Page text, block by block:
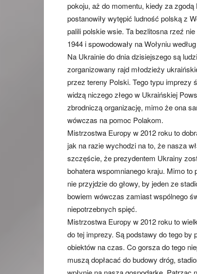
pokoju, aż do momentu, kiedy za
postanowiły wytępić ludność polską z
palili polskie wsie. Ta bezlitosna rzeź
1944 i spowodowały na Wołyniu
Na Ukrainie do dnia dzisiejszego są
zorganizowany rajd młodzieży
przez tereny Polski. Tego typu imprezy
widzą niczego złego w Ukraińskiej
zbrodniczą organizację, mimo że ona
wówczas na pomoc Polakom.
Mistrzostwa Europy w 2012 roku to
jak na razie wychodzi na to, że nasza
szczęście, że prezydentem Ukrainy
bohatera wspomnianego kraju. Mimo
nie przyjdzie do głowy, by jeden ze
bowiem wówczas zamiast wspólnego
niepotrzebnych spięć.
Mistrzostwa Europy w 2012 roku to
do tej imprezy. Są podstawy do tego
obiektów na czas. Co gorsza do tego
muszą dopłacać do budowy dróg,